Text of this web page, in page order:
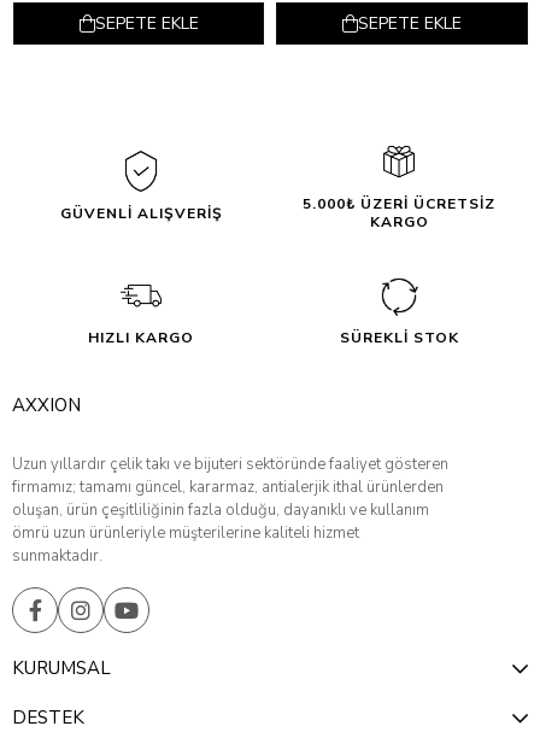
SEPETE EKLE SEPETE EKLE
GÜVENLİ ALIŞVERİŞ
5.000₺ ÜZERİ ÜCRETSİZ
KARGO
HIZLI KARGO SÜREKLİ STOK
AXXION
Uzun yıllardır çelik takı ve bijuteri sektöründe faaliyet gösteren
firmamız; tamamı güncel, kararmaz, antialerjik ithal ürünlerden
oluşan, ürün çeşitliliğinin fazla olduğu, dayanıklı ve kullanım
ömrü uzun ürünleriyle müşterilerine kaliteli hizmet
sunmaktadır.
KURUMSAL
DESTEK